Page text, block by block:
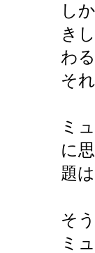
し
き
わ
そ
ミ
に
題
そ
ミ